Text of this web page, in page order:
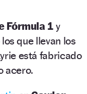
Fórmula 1 y
que llevan los
está fabricado
acero.